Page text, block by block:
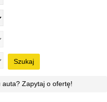
Szukaj
auta? Zapytaj o ofertę!